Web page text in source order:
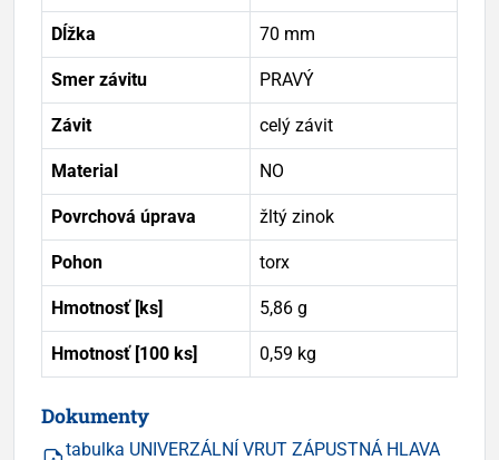
Dĺžka 70 mm
Smer závitu PRAVÝ
Závit celý závit
Material NO
Povrchová úprava žltý zinok
Pohon torx
Hmotnosť [ks] 5,86 g
Hmotnosť [100 ks] 0,59 kg
Dokumenty
tabulka UNIVERZÁLNÍ VRUT ZÁPUSTNÁ HLAVA